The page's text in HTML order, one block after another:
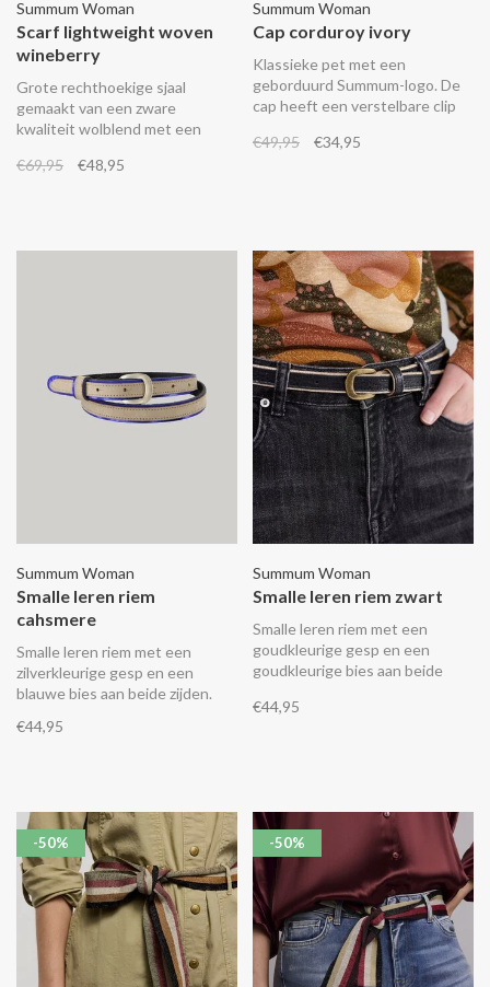
Summum Woman
Scarf lightweight woven
wineberry
Grote rechthoekige sjaal
gemaakt van een zware
kwaliteit wolblend met een
rondom raw edge afgewerkt.
€69,95 €48,95
Summum Woman
Cap corduroy ivory
Klassieke pet met een
geborduurd Summum-logo. De
cap heeft een verstelbare clip
€49,95
€34,95
Summum Woman
Smalle leren riem
cahsmere
Smalle leren riem met een
zilverkleurige gesp en een
blauwe bies aan beide zijden.
€44,95
Summum Woman
Smalle leren riem zwart
Smalle leren riem met een
goudkleurige gesp en een
goudkleurige bies aan beide
€44,95
-50% -50%